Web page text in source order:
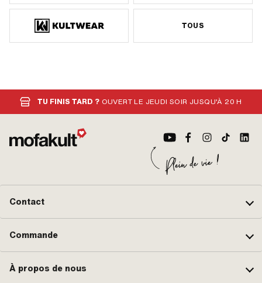
TOUS
TU FINIS TARD ? OUVERT LE JEUDI SOIR JUSQU'À 20 H
Contact
Commande
À propos de nous